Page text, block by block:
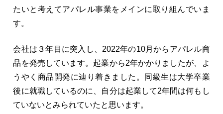
たいと考えてアパレル事業をメインに取り組んでいま
す。
会社は３年目に突入し、2022年の10月からアパレル商
品を発売しています。起業から2年かかりましたが、よ
うやく商品開発に辿り着きました。同級生は大学卒業
後に就職しているのに、自分は起業して2年間は何もし
ていないとみられていたと思います。